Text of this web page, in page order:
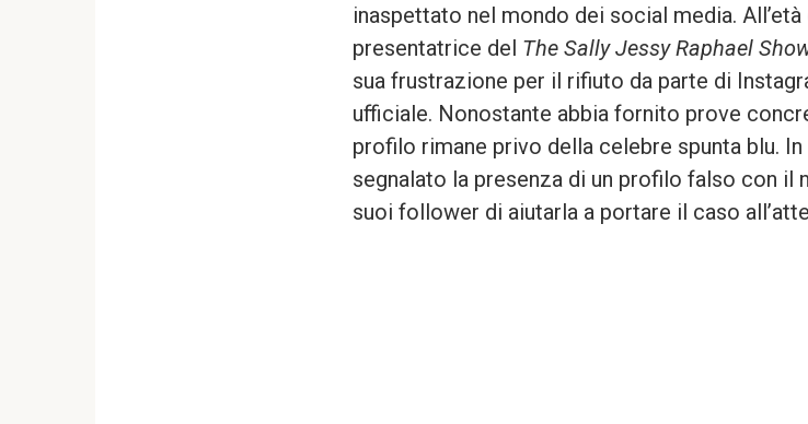
inaspettato nel mondo dei social media.
presentatrice del The Sally Jessy Raphael
sua frustrazione per il rifiuto da parte di
ufficiale. Nonostante abbia fornito prove
profilo rimane privo della celebre spunta blu.
segnalato la presenza di un profilo falso con il
suoi follower di aiutarla a portare il caso